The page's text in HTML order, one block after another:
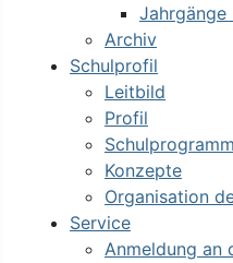
Jahrgänge
Archiv
Schulprofil
Leitbild
Profil
Schulprogramm
Konzepte
Organisation
Service
Anmeldung an